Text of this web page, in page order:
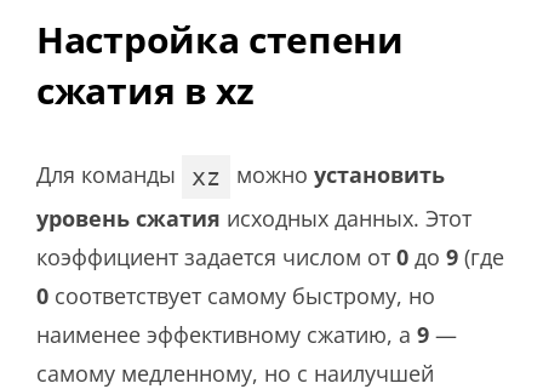
Настройка степени
сжатия в xz
Для команды xz можно установить
уровень сжатия исходных данных. Этот
коэффициент задается числом от 0 до 9 (где
0 соответствует самому быстрому, но
наименее эффективному сжатию, а 9 —
самому медленному, но с наилучшей